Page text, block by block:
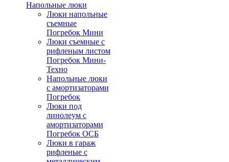
Напольные люки
Люки напольные
съемные
Погребок Мини
Люки съемные с
рифленым листом
Погребок Мини-
Техно
Напольные люки
с амортизаторами
Погребок
Люки под
линолеум с
амортизаторами
Погребок ОСБ
Люки в гараж
рифленые с